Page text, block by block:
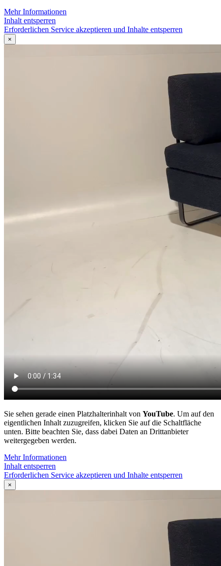
Mehr Informationen
Inhalt entsperren
Erforderlichen Service akzeptieren und Inhalte entsperren
×
Sie sehen gerade einen Platzhalterinhalt von YouTube. Um auf den
eigentlichen Inhalt zuzugreifen, klicken Sie auf die Schaltfläche
unten. Bitte beachten Sie, dass dabei Daten an Drittanbieter
weitergegeben werden.
Mehr Informationen
Inhalt entsperren
Erforderlichen Service akzeptieren und Inhalte entsperren
×